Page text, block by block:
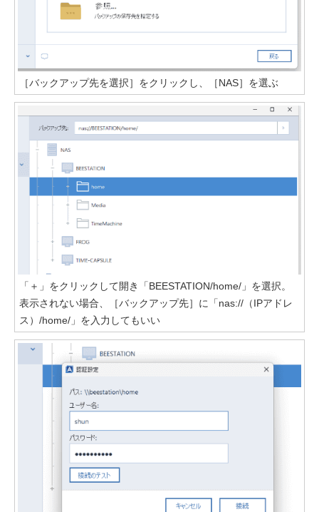
［バックアップ先を選択］をクリックし、［NAS］を選ぶ
「＋」をクリックして開き「BEESTATION/home/」を選択。
表示されない場合、［バックアップ先］に「nas://（IPアドレ
ス）/home/」を入力してもいい